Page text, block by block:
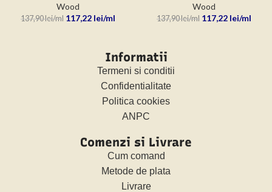
Wood
137,90lei 117,22 lei
Wood
137,90lei 117,22 lei
Informatii
Termeni si conditii
Confidentialitate
Politica cookies
ANPC
Comenzi si Livrare
Cum comand
Metode de plata
Livrare